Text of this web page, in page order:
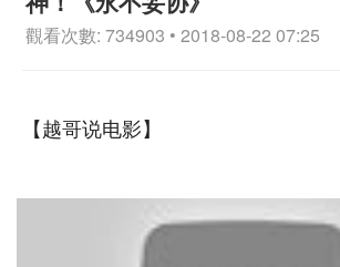
觀看次數: 734903 • 2018-08-22 07:25
【越哥说电影】